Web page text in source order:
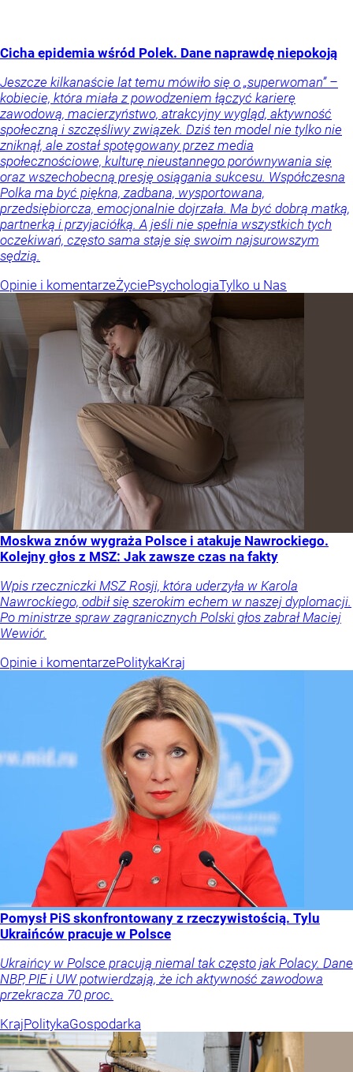
Cicha epidemia wśród Polek. Dane naprawdę niepokoją
Jeszcze kilkanaście lat temu mówiło się o „superwoman” –
kobiecie, która miała z powodzeniem łączyć karierę
zawodową, macierzyństwo, atrakcyjny wygląd, aktywność
społeczną i szczęśliwy związek. Dziś ten model nie tylko nie
zniknął, ale został spotęgowany przez media
społecznościowe, kulturę nieustannego porównywania się
oraz wszechobecną presję osiągania sukcesu. Współczesna
Polka ma być piękna, zadbana, wysportowana,
przedsiębiorcza, emocjonalnie dojrzała. Ma być dobrą matką,
partnerką i przyjaciółką. A jeśli nie spełnia wszystkich tych
oczekiwań, często sama staje się swoim najsurowszym
sędzią.
Opinie i komentarzeŻyciePsychologiaTylko u Nas
Moskwa znów wygraża Polsce i atakuje Nawrockiego.
Kolejny głos z MSZ: Jak zawsze czas na fakty
Wpis rzeczniczki MSZ Rosji, która uderzyła w Karola
Nawrockiego, odbił się szerokim echem w naszej dyplomacji.
Po ministrze spraw zagranicznych Polski głos zabrał Maciej
Wewiór.
Opinie i komentarzePolitykaKraj
Pomysł PiS skonfrontowany z rzeczywistością. Tylu
Ukraińców pracuje w Polsce
Ukraińcy w Polsce pracują niemal tak często jak Polacy. Dane
NBP, PIE i UW potwierdzają, że ich aktywność zawodowa
przekracza 70 proc.
KrajPolitykaGospodarka